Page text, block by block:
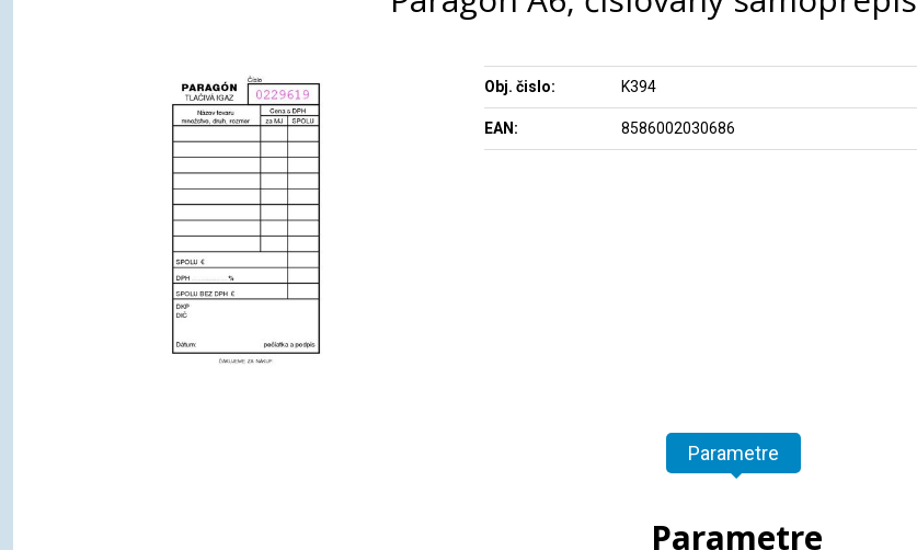
Obj. čislo: K394
EAN: 8586002030686
Parametre
Parametre